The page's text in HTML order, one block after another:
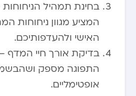
בחינת תמהיל
המציע מגוון ניחוחות
האישי ולהעדפותיכם.
בדיקת אורך חיי המדף
התפוגה מספק
אופטימליים.